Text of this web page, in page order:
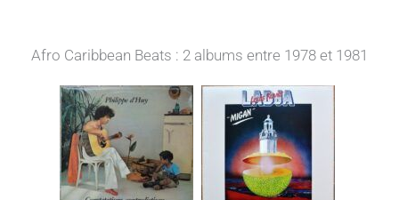
Afro Caribbean Beats : 2 albums entre 1978 et 1981